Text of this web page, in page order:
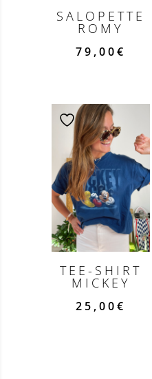
SALOPETTE
ROMY
79,00€
TEE-SHIRT
MICKEY
25,00€